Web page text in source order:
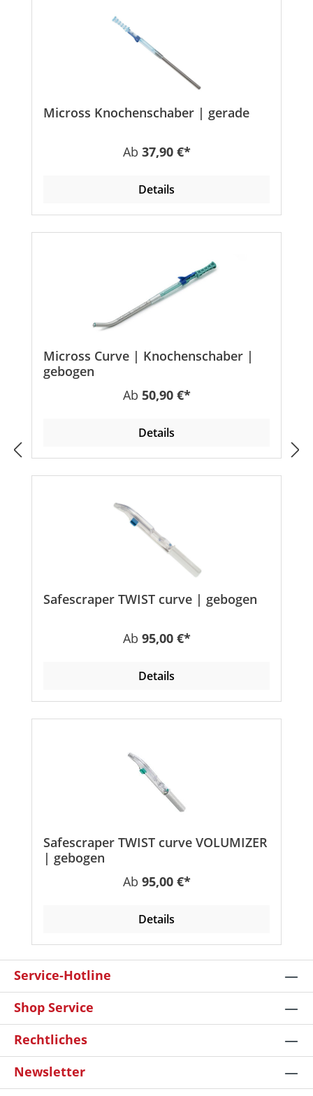
Micross Knochenschaber | gerade
Regulärer Preis:
Ab 37,90 €*
Details
Micross Curve | Knochenschaber |
gebogen
Regulärer Preis:
Ab 50,90 €*
Details
Safescraper TWIST curve | gebogen
Regulärer Preis:
Ab 95,00 €*
Details
Safescraper TWIST curve VOLUMIZER
| gebogen
Regulärer Preis:
Ab 95,00 €*
Details
Service-Hotline
Shop Service
Rechtliches
Newsletter